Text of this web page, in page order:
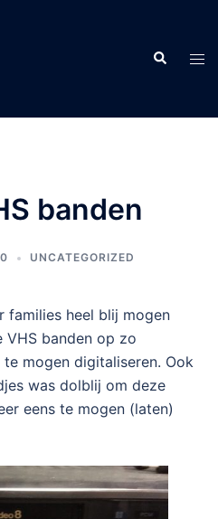
Zoeken
banden
UNCATEGORIZED
families heel blij mogen
VHS banden op zo
mogen digitaliseren. Ook
was dolblij om deze
eens te mogen (laten)